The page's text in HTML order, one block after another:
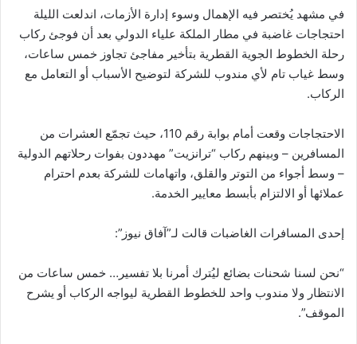
في مشهد يُختصر فيه الإهمال وسوء إدارة الأزمات، اندلعت الليلة
احتجاجات غاضبة في مطار الملكة علياء الدولي بعد أن فوجئ ركاب
رحلة الخطوط الجوية القطرية بتأخير مفاجئ تجاوز خمس ساعات،
وسط غياب تام لأي مندوب للشركة لتوضيح الأسباب أو التعامل مع
الركاب.
الاحتجاجات وقعت أمام بوابة رقم 110، حيث تجمّع العشرات من
المسافرين – وبينهم ركاب “ترانزيت” مهددون بفوات رحلاتهم الدولية
– وسط أجواء من التوتر والقلق، واتهامات للشركة بعدم احترام
عملائها أو الالتزام بأبسط معايير الخدمة.
إحدى المسافرات الغاضبات قالت لـ”آفاق نيوز”:
“نحن لسنا شحنات بضائع ليُترك أمرنا بلا تفسير… خمس ساعات من
الانتظار ولا مندوب واحد للخطوط القطرية ليواجه الركاب أو يشرح
الموقف”.